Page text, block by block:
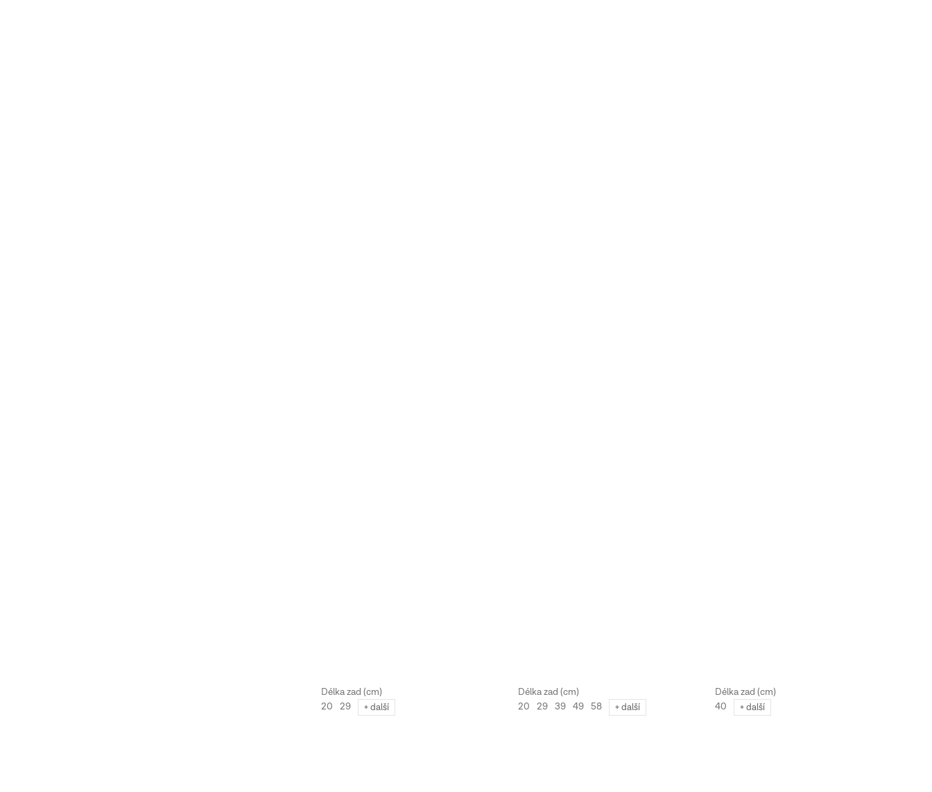
20 29 + další 20 29 39 49 58 + další 40 + další